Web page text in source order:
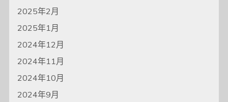
2025年2月
2025年1月
2024年12月
2024年11月
2024年10月
2024年9月